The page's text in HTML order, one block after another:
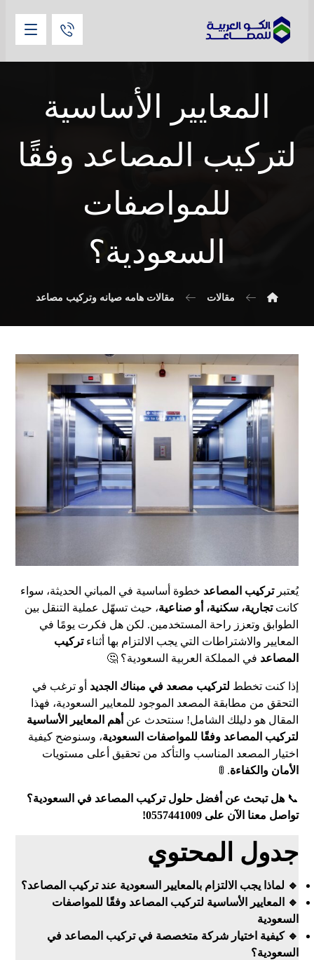
المعايير الأساسية
لتركيب المصاعد وفقًا
للمواصفات
السعودية؟
مقالات مقالات هامه صيانه وتركيب مصاعد
يُعتبرتركيب المصاعد خطوة أساسية في المباني الحديثة، سواء
كانتتجارية، سكنية، أو صناعية، حيث تسهّل عملية التنقل بين
الطوابق وتعزز راحة المستخدمين. لكن هل فكرت يومًا في
المعايير والاشتراطات التي يجب الالتزام بها أثناءتركيب
المصاعد في المملكة العربية السعودية؟ 🤔
إذا كنت تخطط لتركيب مصعد في مبناك الجديد أو ترغب في
التحقق من مطابقة المصعد الموجود للمعايير السعودية، فهذا
المقال هو دليلك الشامل! سنتحدث عن أهم المعايير الأساسية
لتركيب المصاعد وفقًا للمواصفات السعودية، وسنوضح كيفية
اختيار المصعد المناسب والتأكد من تحقيق أعلى مستويات
الأمان والكفاءة. 🚦
📞هل تبحث عن أفضل حلول تركيب المصاعد في السعودية؟
تواصل معنا الآن على 0557441009!
جدول المحتوي
🔹 لماذا يجب الالتزام بالمعايير السعودية عند تركيب المصاعد؟
🔹 المعايير الأساسية لتركيب المصاعد وفقًا للمواصفات
السعودية
🔹 كيفية اختيار شركة متخصصة في تركيب المصاعد في
السعودية؟